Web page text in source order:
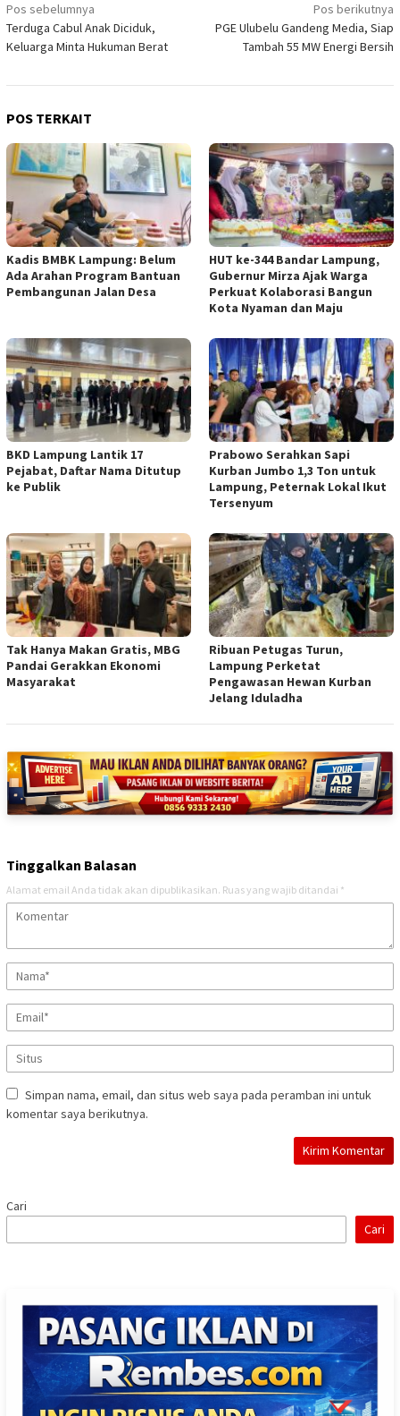
Navigasi
pos
Pos sebelumnya
Terduga Cabul Anak Diciduk,
Keluarga Minta Hukuman Berat
Pos berikutnya
PGE Ulubelu Gandeng Media, Siap
Tambah 55 MW Energi Bersih
POS TERKAIT
Kadis BMBK Lampung: Belum
Ada Arahan Program Bantuan
Pembangunan Jalan Desa
HUT ke-344 Bandar Lampung,
Gubernur Mirza Ajak Warga
Perkuat Kolaborasi Bangun
Kota Nyaman dan Maju
BKD Lampung Lantik 17
Pejabat, Daftar Nama Ditutup
ke Publik
Prabowo Serahkan Sapi
Kurban Jumbo 1,3 Ton untuk
Lampung, Peternak Lokal Ikut
Tersenyum
Tak Hanya Makan Gratis, MBG
Pandai Gerakkan Ekonomi
Masyarakat
Ribuan Petugas Turun,
Lampung Perketat
Pengawasan Hewan Kurban
Jelang Iduladha
Tinggalkan Balasan
Alamat email Anda tidak akan dipublikasikan. Ruas yang wajib ditandai *
Simpan nama, email, dan situs web saya pada peramban ini untuk
komentar saya berikutnya.
Cari
Cari